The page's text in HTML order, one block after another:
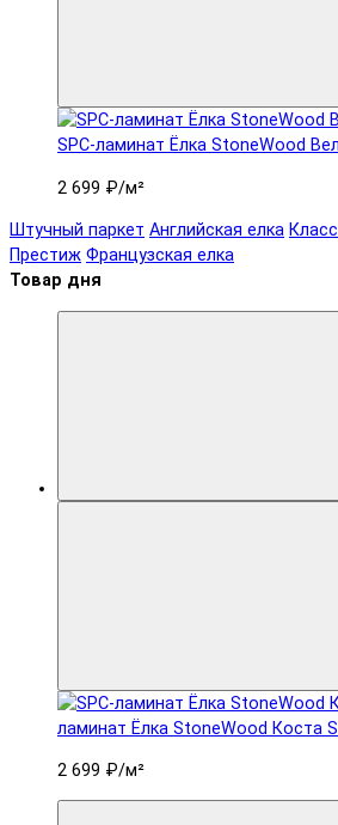
SPC-ламинат Ëлка StoneWood
2 699 ₽/м²
Штучный паркет Английская елка
Престиж Французская елка
Товар дня
ламинат Ëлка StoneWood Коста
2 699 ₽/м²